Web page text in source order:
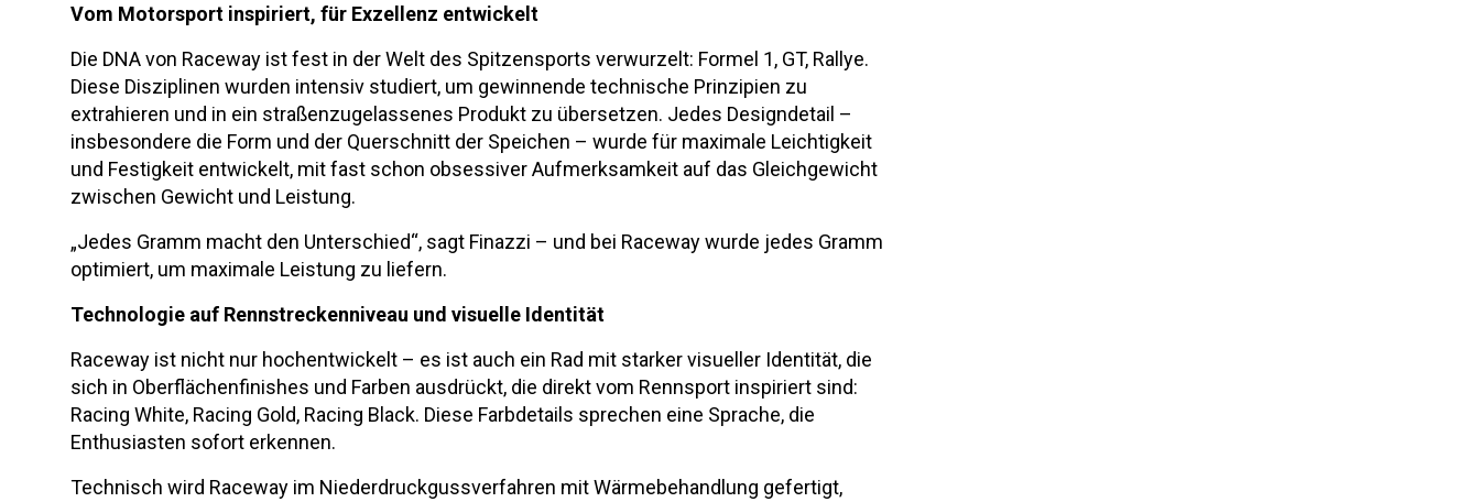
Vom Motorsport inspiriert, für Exzellenz entwickelt
Die DNA von Raceway ist fest in der Welt des Spitzensports verwurzelt: Formel 1, GT, Rallye.
Diese Disziplinen wurden intensiv studiert, um gewinnende technische Prinzipien zu
extrahieren und in ein straßenzugelassenes Produkt zu übersetzen. Jedes Designdetail –
insbesondere die Form und der Querschnitt der Speichen – wurde für maximale Leichtigkeit
und Festigkeit entwickelt, mit fast schon obsessiver Aufmerksamkeit auf das Gleichgewicht
zwischen Gewicht und Leistung.
„Jedes Gramm macht den Unterschied“, sagt Finazzi – und bei Raceway wurde jedes Gramm
optimiert, um maximale Leistung zu liefern.
Technologie auf Rennstreckenniveau und visuelle Identität
Raceway ist nicht nur hochentwickelt – es ist auch ein Rad mit starker visueller Identität, die
sich in Oberflächenfinishes und Farben ausdrückt, die direkt vom Rennsport inspiriert sind:
Racing White, Racing Gold, Racing Black. Diese Farbdetails sprechen eine Sprache, die
Enthusiasten sofort erkennen.
Technisch wird Raceway im Niederdruckgussverfahren mit Wärmebehandlung gefertigt,